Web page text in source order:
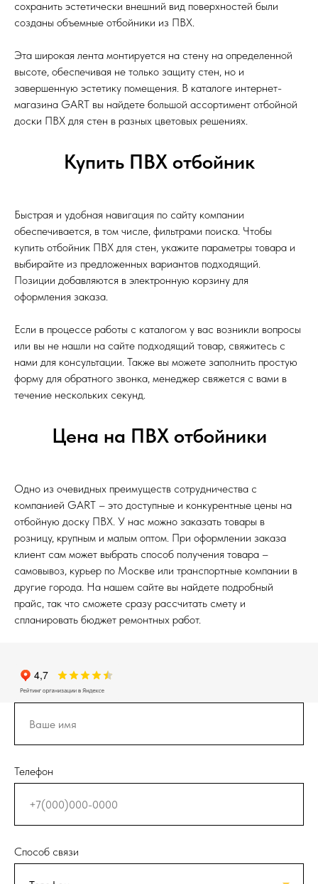
сохранить эстетически внешний вид поверхностей были
созданы объемные отбойники из ПВХ.
Эта широкая лента монтируется на стену на определенной
высоте, обеспечивая не только защиту стен, но и
завершенную эстетику помещения. В каталоге интернет-
магазина GART вы найдете большой ассортимент отбойной
доски ПВХ для стен в разных цветовых решениях.
Купить ПВХ отбойник
Быстрая и удобная навигация по сайту компании
обеспечивается, в том числе, фильтрами поиска. Чтобы
купить отбойник ПВХ для стен, укажите параметры товара и
выбирайте из предложенных вариантов подходящий.
Позиции добавляются в электронную корзину для
оформления заказа.
Если в процессе работы с каталогом у вас возникли вопросы
или вы не нашли на сайте подходящий товар, свяжитесь с
нами для консультации. Также вы можете заполнить простую
форму для обратного звонка, менеджер свяжется с вами в
течение нескольких секунд.
Цена на ПВХ отбойники
Одно из очевидных преимуществ сотрудничества с
компанией GART – это доступные и конкурентные цены на
отбойную доску ПВХ. У нас можно заказать товары в
розницу, крупным и малым оптом. При оформлении заказа
клиент сам может выбрать способ получения товара –
самовывоз, курьер по Москве или транспортные компании в
другие города. На нашем сайте вы найдете подробный
прайс, так что сможете сразу рассчитать смету и
спланировать бюджет ремонтных работ.
Телефон
Способ связи